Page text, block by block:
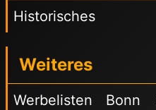
Historisches
Weiteres
Werbelisten Bonn